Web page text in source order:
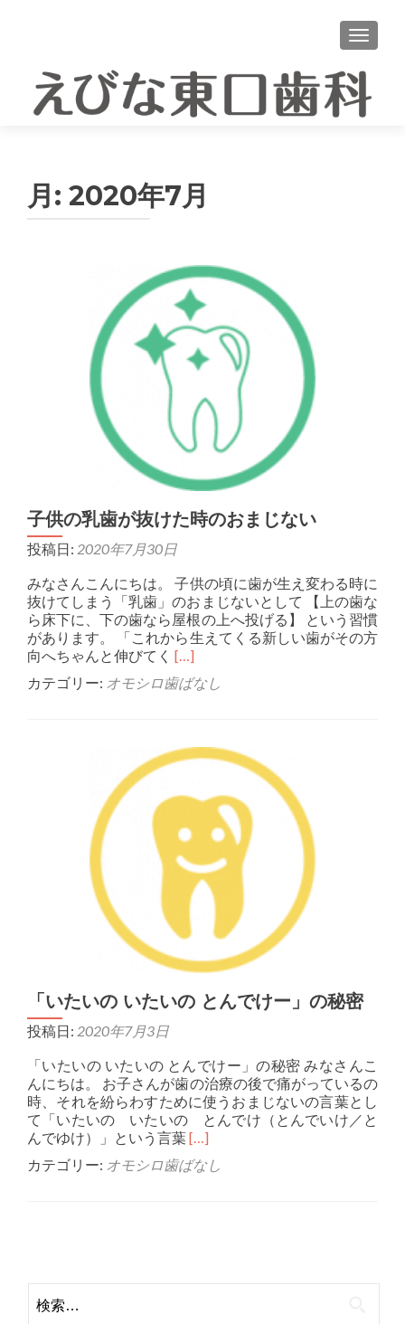
ナビゲ
月: 2020年7月
子供の乳歯が抜けた時のおまじない
投稿日: 2020年7月30日
みなさんこんにちは。 子供の頃に歯が生え変わる時に
抜けてしまう「乳歯」のおまじないとして 【上の歯な
ら床下に、下の歯なら屋根の上へ投げる】 という習慣
があります。 「これから生えてくる新しい歯がその方
向へちゃんと伸びてく Read more about 子供の乳歯が抜
[…]
カテゴリー: オモシロ歯ばなし
「いたいの いたいの とんでけー」の秘密
投稿日: 2020年7月3日
「いたいの いたいの とんでけー」の秘密 みなさんこ
んにちは。 お子さんが歯の治療の後で痛がっているの
時、それを紛らわすために使うおまじないの言葉とし
て「いたいの いたいの とんでけ（とんでいけ／と
んでゆけ）」という言葉Read more about 「いたいの い
[…]
カテゴリー: オモシロ歯ばなし
navigation
索: